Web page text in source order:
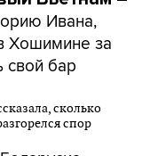
Ивана,
Хошимине за
свой бар